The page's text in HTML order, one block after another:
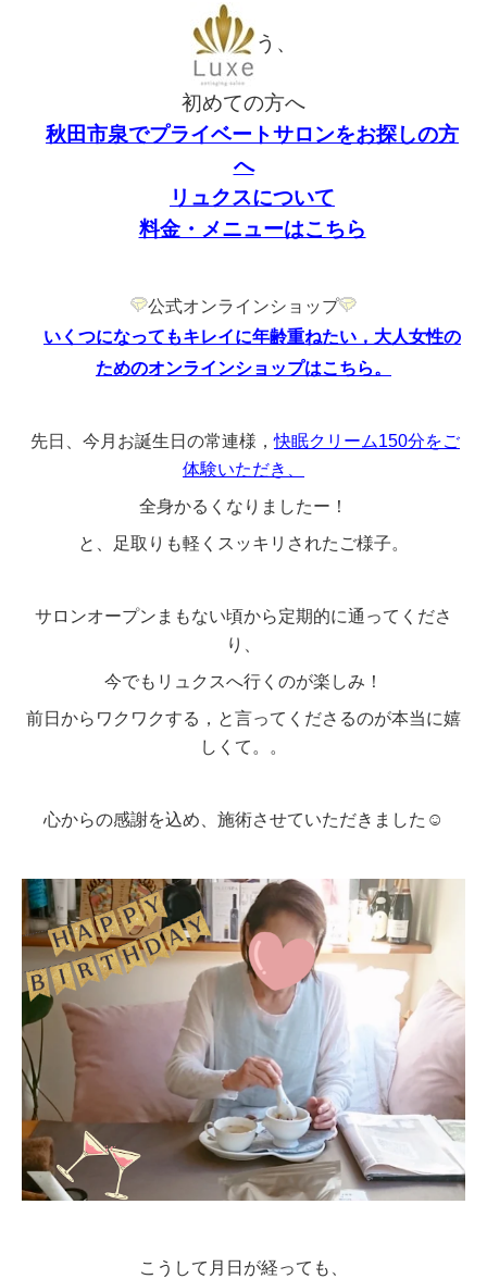
う、
初めての方へ
秋田市泉でプライベートサロンをお探しの方
へ
リュクスについて
料金・メニューはこちら
公式オンラインショップ
いくつになってもキレイに年齢重ねたい，大人女性の
ためのオンラインショップはこちら。
先日 、今月お誕生日の常連様，快眠クリーム150分をご
体験いただき、
全身かるくなりましたー！
と、足取りも軽くスッキリされたご様子。
サロンオープンまもない頃から定期的に通ってくださ
り、
今でもリュクスへ行くのが楽しみ！
前日からワクワクする，と言ってくださるのが本当に嬉
しくて。。
心からの感謝を込め、施術させていただきました☺️
こうして月日が経っても、